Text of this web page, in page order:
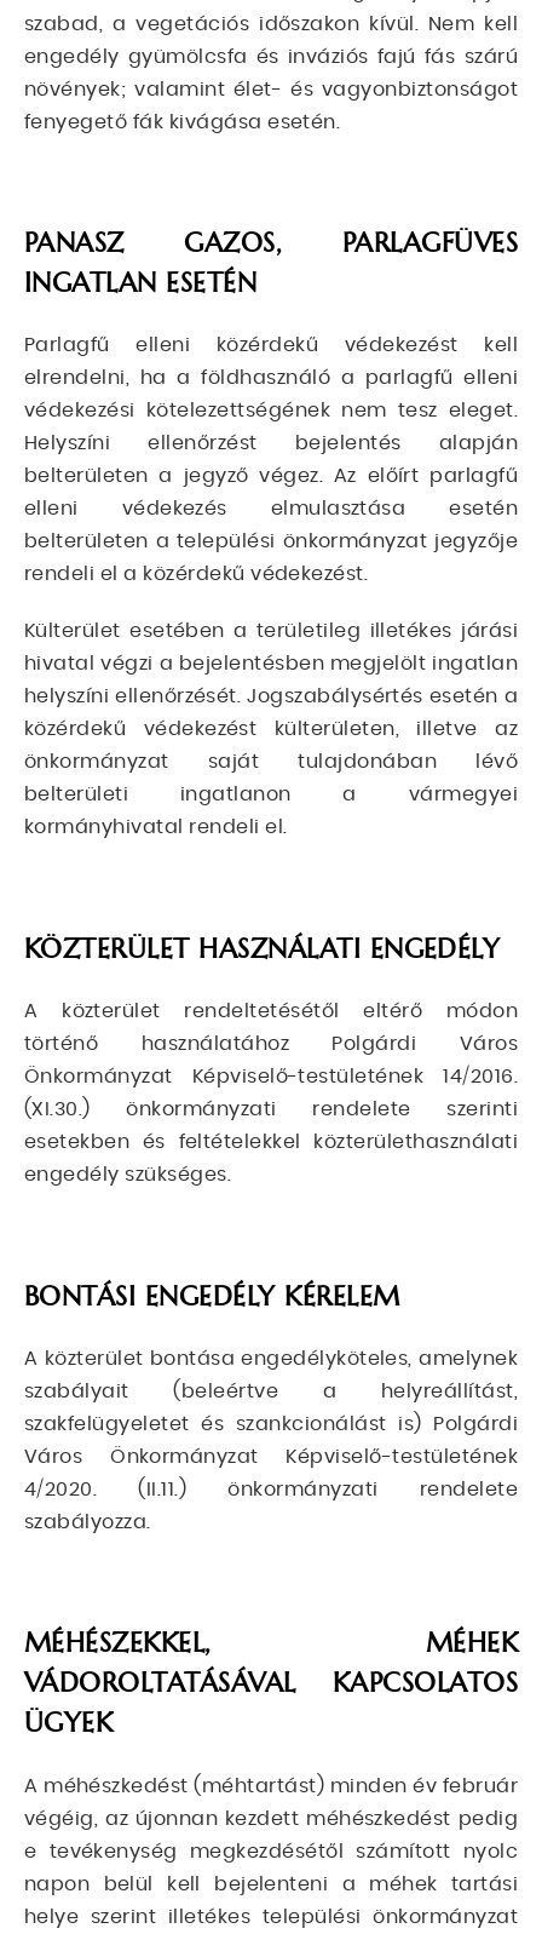
szabad, a vegetációs időszakon kívül. Nem kell
engedély gyümölcsfa és inváziós fajú fás szárú
növények; valamint élet- és vagyonbiztonságot
fenyegető fák kivágása esetén.
PANASZ GAZOS, PARLAGFÜVES
INGATLAN ESETÉN
Parlagfű elleni közérdekű védekezést kell
elrendelni, ha a földhasználó a parlagfű elleni
védekezési kötelezettségének nem tesz eleget.
Helyszíni ellenőrzést bejelentés alapján
belterületen a jegyző végez. Az előírt parlagfű
elleni védekezés elmulasztása esetén
belterületen a települési önkormányzat jegyzője
rendeli el a közérdekű védekezést.
Külterület esetében a területileg illetékes járási
hivatal végzi a bejelentésben megjelölt ingatlan
helyszíni ellenőrzését. Jogszabálysértés esetén a
közérdekű védekezést külterületen, illetve az
önkormányzat saját tulajdonában lévő
belterületi ingatlanon a vármegyei
kormányhivatal rendeli el.
KÖZTERÜLET HASZNÁLATI ENGEDÉLY
A közterület rendeltetésétől eltérő módon
történő használatához Polgárdi Város
Önkormányzat Képviselő-testületének 14/2016.
(XI.30.) önkormányzati rendelete szerinti
esetekben és feltételekkel közterülethasználati
engedély szükséges.
BONTÁSI ENGEDÉLY KÉRELEM
A közterület bontása engedélyköteles, amelynek
szabályait (beleértve a helyreállítást,
szakfelügyeletet és szankcionálást is) Polgárdi
Város Önkormányzat Képviselő-testületének
4/2020. (II.11.) önkormányzati rendelete
szabályozza.
MÉHÉSZEKKEL, MÉHEK
VÁDOROLTATÁSÁVAL KAPCSOLATOS
ÜGYEK
A méhészkedést (méhtartást) minden év február
végéig, az újonnan kezdett méhészkedést pedig
e tevékenység megkezdésétől számított nyolc
napon belül kell bejelenteni a méhek tartási
helye szerint illetékes települési önkormányzat